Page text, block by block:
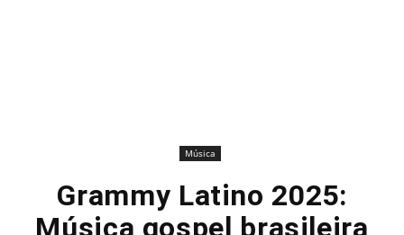
Música
Grammy Latino 2025:
Música gospel brasileira